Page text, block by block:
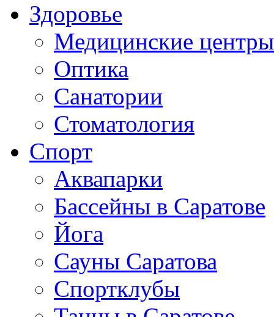
Здоровье
Медицинские центры
Оптика
Санатории
Стоматология
Спорт
Аквапарки
Бассейны в Саратове
Йога
Сауны Саратова
Спортклубы